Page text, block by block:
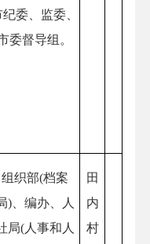
纪委、监委、
委督导组。
组织部(档案
)、编办、人
局(人事和人
田
内
村